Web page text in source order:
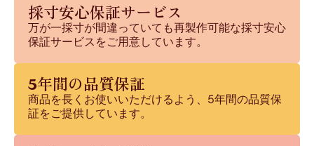
採寸安心保証サービス
万が一採寸が間違っていても再製作可能な採寸安心
保証サービスをご用意しています。
5年間の品質保証
商品を長くお使いいただけるよう、5年間の品質保
証をご提供しています。